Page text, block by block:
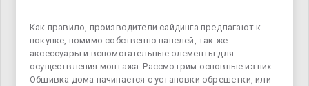
Как правило, производители сайдинга предлагают к
покупке, помимо собственно панелей, так же
аксессуары и вспомогательные элементы для
осуществления монтажа. Рассмотрим основные из них.
Обшивка дома начинается с установки обрешетки, или